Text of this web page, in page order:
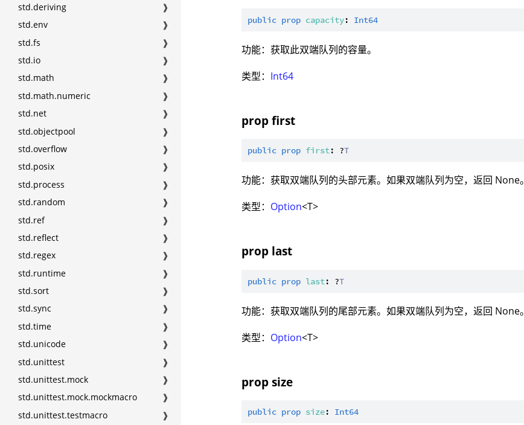
std.deriving
❱
std.env
❱
std.fs
❱
std.io
❱
std.math
❱
std.math.numeric
❱
std.net
❱
std.objectpool
❱
std.overflow
❱
std.posix
❱
std.process
❱
std.random
❱
std.ref
❱
std.reflect
❱
std.regex
❱
std.runtime
❱
std.sort
❱
std.sync
❱
std.time
❱
std.unicode
❱
std.unittest
❱
std.unittest.mock
❱
std.unittest.mock.mockmacro
❱
std.unittest.testmacro
❱
public prop capacity: Int64
功能：获取此双端队列的容量。
类型： Int64
prop first
public prop first: ?T
功能：获取双端队列的头部元素。如果双端队列为空，返回 None。
类型： Option<T>
prop last
public prop last: ?T
功能：获取双端队列的尾部元素。如果双端队列为空，返回 None。
类型： Option<T>
prop size
public prop size: Int64